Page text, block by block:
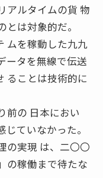
アルタイムの貨 物
は対象的だ。
ムを稼動した九九
ータを無線で伝送
ることは技術的に
前の 日本におい
ていなかった。
の実現 は、二〇〇
の稼働まで待たな